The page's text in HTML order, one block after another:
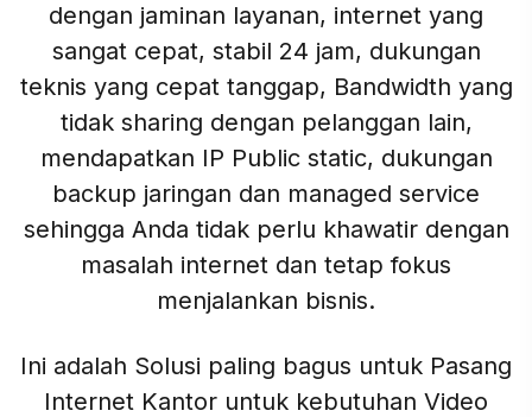
dengan jaminan layanan, internet yang
sangat cepat, stabil 24 jam, dukungan
teknis yang cepat tanggap, Bandwidth yang
tidak sharing dengan pelanggan lain,
mendapatkan IP Public static, dukungan
backup jaringan dan managed service
sehingga Anda tidak perlu khawatir dengan
masalah internet dan tetap fokus
menjalankan bisnis.
Ini adalah Solusi paling bagus untuk Pasang
Internet Kantor untuk kebutuhan Video